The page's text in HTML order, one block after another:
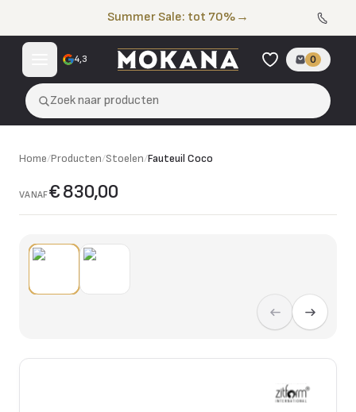
Summer Sale: tot 70% →
4,3 0
Zoek naar producten
Home/Producten/Stoelen/Fauteuil Coco
VANAF€ 830,00